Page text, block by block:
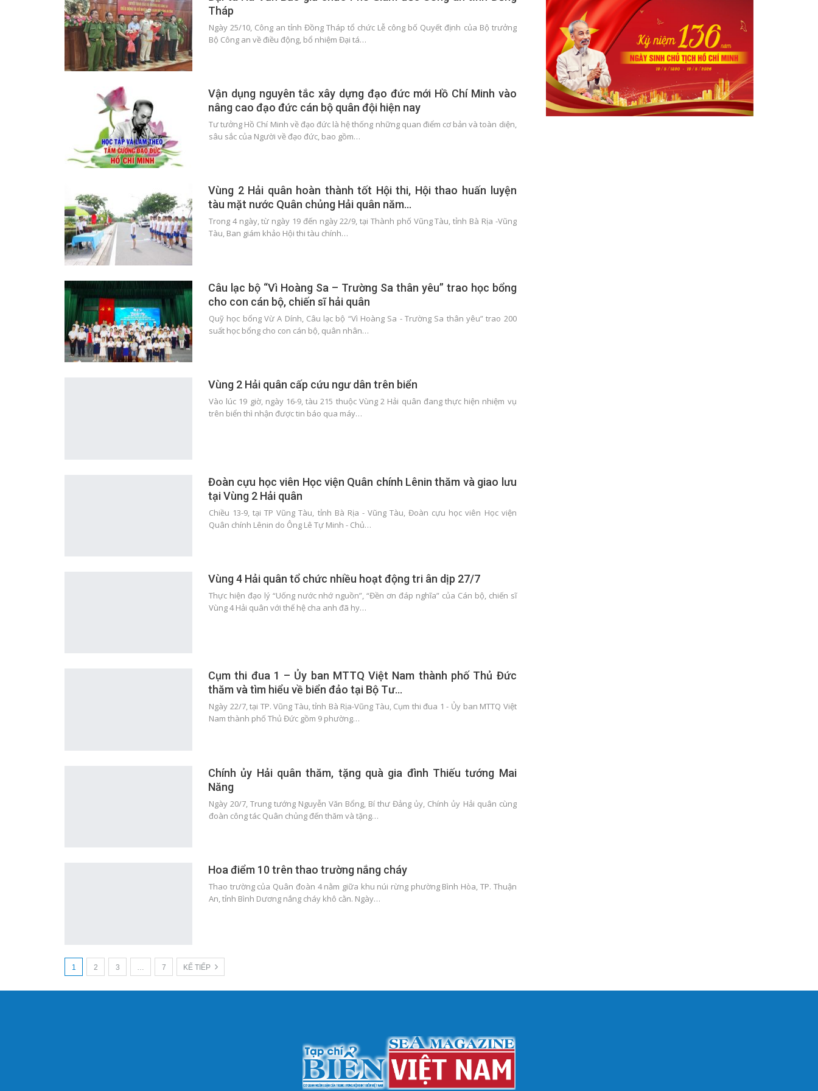
Tháp
Ngày 25/10, Công an tỉnh Đồng Tháp tổ chức Lễ công bố Quyết định của Bộ trưởng
Bộ Công an về điều động, bổ nhiệm Đại tá…
Vận dụng nguyên tắc xây dựng đạo đức mới Hồ Chí Minh vào
nâng cao đạo đức cán bộ quân đội hiện nay
Tư tưởng Hồ Chí Minh về đạo đức là hệ thống những quan điểm cơ bản và toàn diện,
sâu sắc của Người về đạo đức, bao gồm…
Vùng 2 Hải quân hoàn thành tốt Hội thi, Hội thao huấn luyện
tàu mặt nước Quân chủng Hải quân năm…
Trong 4 ngày, từ ngày 19 đến ngày 22/9, tại Thành phố Vũng Tàu, tỉnh Bà Rịa -Vũng
Tàu, Ban giám khảo Hội thi tàu chính…
Câu lạc bộ “Vì Hoàng Sa – Trường Sa thân yêu” trao học bổng
cho con cán bộ, chiến sĩ hải quân
Quỹ học bổng Vừ A Dính, Câu lạc bộ “Vì Hoàng Sa - Trường Sa thân yêu” trao 200
suất học bổng cho con cán bộ, quân nhân…
Vùng 2 Hải quân cấp cứu ngư dân trên biển
Vào lúc 19 giờ, ngày 16-9, tàu 215 thuộc Vùng 2 Hải quân đang thực hiện nhiệm vụ
trên biển thì nhận được tin báo qua máy…
Đoàn cựu học viên Học viện Quân chính Lênin thăm và giao lưu
tại Vùng 2 Hải quân
Chiều 13-9, tại TP Vũng Tàu, tỉnh Bà Rịa - Vũng Tàu, Đoàn cựu học viên Học viện
Quân chính Lênin do Ông Lê Tự Minh - Chủ…
Vùng 4 Hải quân tổ chức nhiều hoạt động tri ân dịp 27/7
Thực hiện đạo lý “Uống nước nhớ nguồn”, “Đền ơn đáp nghĩa” của Cán bộ, chiến sĩ
Vùng 4 Hải quân với thế hệ cha anh đã hy…
Cụm thi đua 1 – Ủy ban MTTQ Việt Nam thành phố Thủ Đức
thăm và tìm hiểu về biển đảo tại Bộ Tư…
Ngày 22/7, tại TP. Vũng Tàu, tỉnh Bà Rịa-Vũng Tàu, Cụm thi đua 1 - Ủy ban MTTQ Việt
Nam thành phố Thủ Đức gồm 9 phường…
Chính ủy Hải quân thăm, tặng quà gia đình Thiếu tướng Mai
Năng
Ngày 20/7, Trung tướng Nguyễn Văn Bổng, Bí thư Đảng ủy, Chính ủy Hải quân cùng
đoàn công tác Quân chủng đến thăm và tặng…
Hoa điểm 10 trên thao trường nắng cháy
Thao trường của Quân đoàn 4 nằm giữa khu núi rừng phường Bình Hòa, TP. Thuận
An, tỉnh Bình Dương nắng cháy khô cằn. Ngày…
1 2 3 7 KẾ TIẾP